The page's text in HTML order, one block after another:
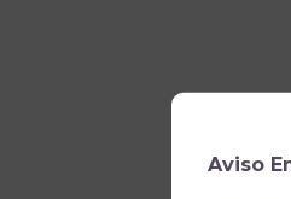
Aviso